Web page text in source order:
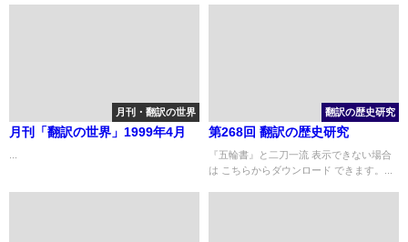
月刊・翻訳の世界
月刊「翻訳の世界」1999年4月
翻訳の歴史研究
第268回 翻訳の歴史研究
『五輪書』と二刀一流 表示できない場合
は こちらからダウンロード できます。...